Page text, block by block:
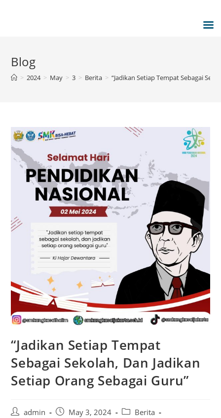
Blog
> 2024 > May > 3 > Berita > “Jadikan Setiap Tempat Sebagai
“Jadikan Setiap Tempat
Sebagai Sekolah, Dan Jadikan
Setiap Orang Sebagai Guru”
admin May 3, 2024
Berita